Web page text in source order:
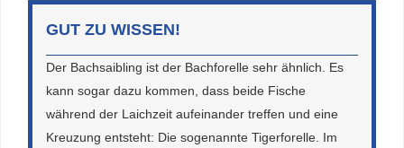
GUT ZU WISSEN!
Der Bachsaibling ist der Bachforelle sehr ähnlich. Es
kann sogar dazu kommen, dass beide Fische
während der Laichzeit aufeinander treffen und eine
Kreuzung entsteht: Die sogenannte Tigerforelle. Im